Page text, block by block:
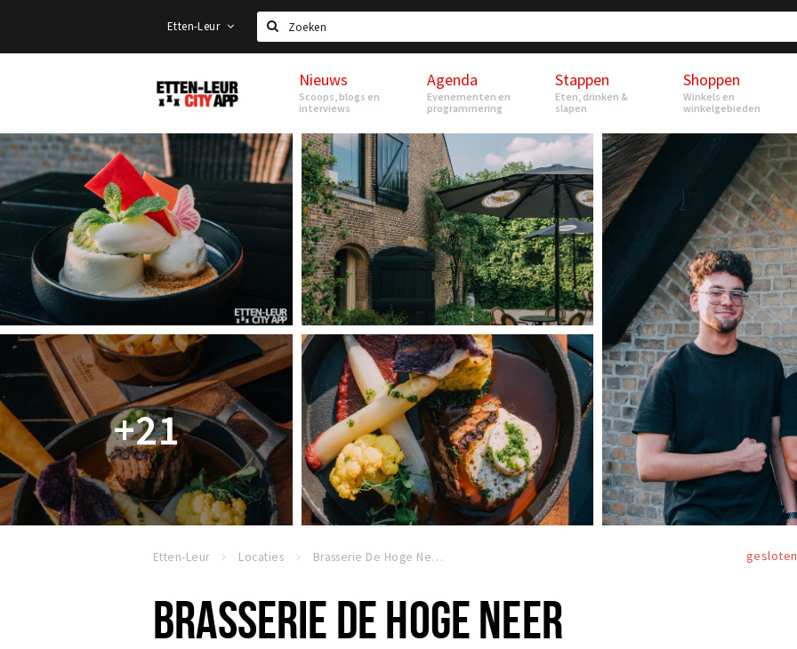
Etten-Leur
Zoeken
Etten-
Leur
Nieuws
Scoops, blogs en
interviews
Agenda
Evenementen en
programmering
Stappen
Eten, drinken &
slapen
Shoppen
Winkels en
winkelgebieden
+21
Etten-Leur Locaties Brasserie De Hoge Neer gesloten
BRASSERIE DE HOGE NEER